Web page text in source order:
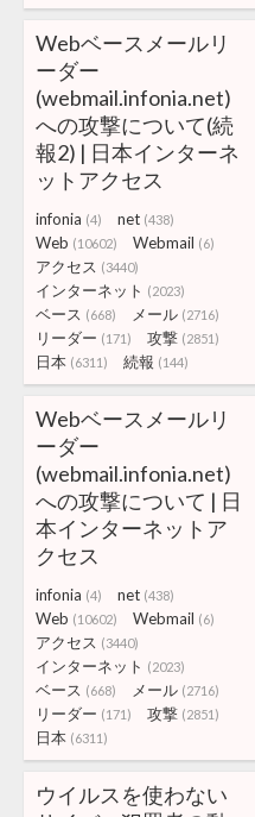
Webベースメールリ
ーダー
(webmail.infonia.net)
への攻撃について(続
報2) | 日本インターネ
ットアクセス
infonia (4) net (438)
Web (10602) Webmail (6)
アクセス (3440)
インターネット (2023)
ベース (668) メール (2716)
リーダー (171) 攻撃 (2851)
日本 (6311) 続報 (144)
Webベースメールリ
ーダー
(webmail.infonia.net)
への攻撃について | 日
本インターネットア
クセス
infonia (4) net (438)
Web (10602) Webmail (6)
アクセス (3440)
インターネット (2023)
ベース (668) メール (2716)
リーダー (171) 攻撃 (2851)
日本 (6311)
ウイルスを使わない